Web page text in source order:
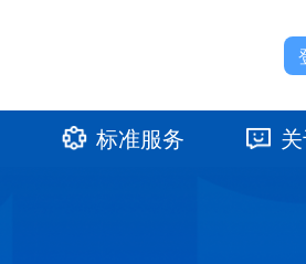
标准服务